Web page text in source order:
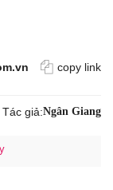
copy link
Tác giả:Ngân Giang